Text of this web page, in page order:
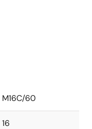
M16C/60
16